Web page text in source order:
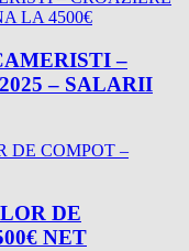
–
– SALARII
DE
NET